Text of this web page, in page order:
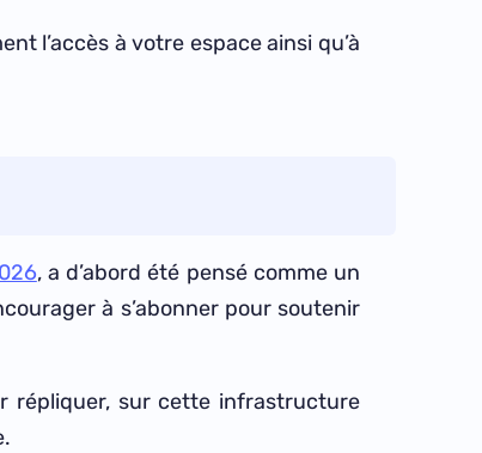
l’accès à votre espace ainsi qu’à
, a d’abord été pensé comme un
à s’abonner pour soutenir
répliquer, sur cette infrastructure